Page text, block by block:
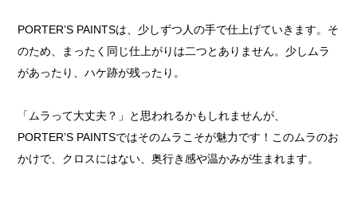
PORTER’S PAINTSは、少しずつ人の手で仕上げていきます。そ
のため、まったく同じ仕上がりは二つとありません。少しムラ
があったり、ハケ跡が残ったり。
「ムラって大丈夫？」と思われるかもしれませんが、
PORTER’S PAINTSではそのムラこそが魅力です！このムラのお
かけで、クロスにはない、奥行き感や温かみが生まれます。